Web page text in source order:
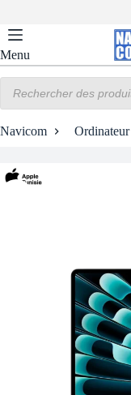
contenu
Menu
produits
Navicom Ordinateur